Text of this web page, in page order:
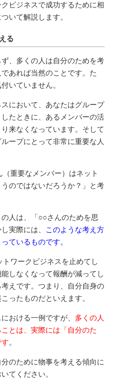
ビジネスで成功するために相
いて解説します。
る
、多くの人は自分のためを考
あれば当然のことです。た
いていません。
において、あなたはグループ
たときに、あるメンバーの活
来なくなっています。そして
ープにとって非常に重要な人
重要なメンバー）はネット
のではないだろうか？」と考
人は、「○○さんのためを思
実際には、
このような考え方
ているものです。
ワークビジネスを止めてし
しなくなって報酬が減ってし
えです。つまり、自分自身の
ったものだといえます。
おける一例ですが、 多くの人
とは、実際には「自分のた
。
のために物事を考える傾向に
てください。